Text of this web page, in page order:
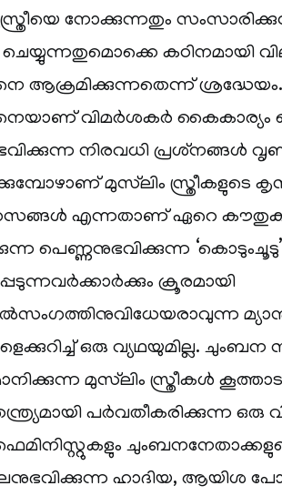
നോക്കുന്നതും
ചെയ്യുന്നതുമൊക്കെ കഠിനമായി
ആക്രമിക്കുന്നതെന്ന്
വിമർശകർ കൈകാര്യം
നിരവധി പ്രശ്‌നങ്ങൾ
മുസ്‌ലിം സ്ത്രീകളുടെ
എന്നതാണ് ഏറെ
പെണ്ണനുഭവിക്കുന്ന
ക്രൂരമായി
ഒരു വ്യഥയുമില്ല.
മുസ്‌ലിം സ്ത്രീകൾ
പർവതീകരിക്കുന്ന
ഹാദിയ, ആയിശ